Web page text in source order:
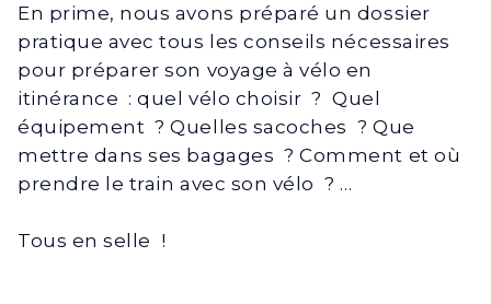
En prime, nous avons préparé un dossier
pratique avec tous les conseils nécessaires
pour préparer son voyage à vélo en
itinérance : quel vélo choisir ? Quel
équipement ? Quelles sacoches ? Que
mettre dans ses bagages ? Comment et où
prendre le train avec son vélo ? …
Tous en selle !